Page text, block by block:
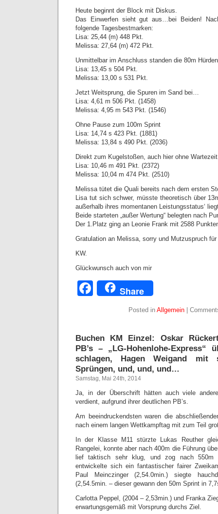
Heute beginnt der Block mit Diskus.
Das Einwerfen sieht gut aus…bei Beiden!
folgende Tagesbestmarken:
Lisa: 25,44 (m) 448 Pkt.
Melissa: 27,64 (m) 472 Pkt.
Unmittelbar im Anschluss standen die 80m
Lisa: 13,45 s 504 Pkt.
Melissa: 13,00 s 531 Pkt.
Jetzt Weitsprung, die Spuren im Sand bei…
Lisa: 4,61 m 506 Pkt. (1458)
Melissa: 4,95 m 543 Pkt. (1546)
Ohne Pause zum 100m Sprint
Lisa: 14,74 s 423 Pkt. (1881)
Melissa: 13,84 s 490 Pkt. (2036)
Direkt zum Kugelstoßen, auch hier ohne
Lisa: 10,46 m 491 Pkt. (2372)
Melissa: 10,04 m 474 Pkt. (2510)
Melissa tütet die Quali bereits nach dem ersten
Lisa tut sich schwer, müsste theoretisch über
außerhalb ihres momentanen Leistungsstatus‘
Beide starteten „außer Wertung“ belegten nach
Der 1.Platz ging an Leonie Frank mit 2588
Gratulation an Melissa, sorry und Mutzuspruch
KW.
Glückwunsch auch von mir
Facebook
Share
Posted in Allgemein|
Buchen KM Einzel: Oskar
PB’s – „LG-Hohenlohe-Express“
schlagen, Hagen Weigand mit
Sprüngen, und, und, und…
Samstag, Mai 24th, 2014
Ja, in der Überschrift hätten auch viele
verdient, aufgrund ihrer deutlichen PB’s.
Am beeindruckendsten waren die
nach einem langen Wettkampftag mit zum Teil
In der Klasse M11 stürzte Lukas Reuther
Rangelei, konnte aber nach 400m die Führung
lief taktisch sehr klug, und zog nach
entwickelte sich ein fantastischer fairer
Paul Meinczinger (2,54.0min.) siegte
(2,54.5min. – dieser gewann den 50m Sprint in
Carlotta Peppel, (2004 – 2,53min.) und Franka
erwartungsgemäß mit Vorsprung durchs Ziel.